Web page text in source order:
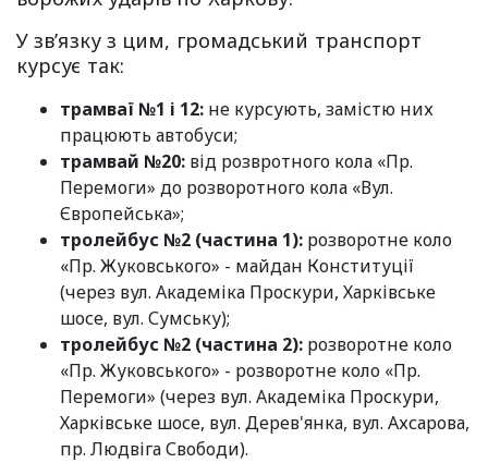
У зв’язку з цим, громадський транспорт
курсує так:
трамваї №1 і 12: не курсують, замістю них
працюють автобуси;
трамвай №20: від розвротного кола «Пр.
Перемоги» до розворотного кола «Вул.
Європейська»;
тролейбус №2 (частина 1): розворотне коло
«Пр. Жуковського» - майдан Конституції
(через вул. Академіка Проскури, Харківське
шосе, вул. Сумську);
тролейбус №2 (частина 2): розворотне коло
«Пр. Жуковського» - розворотне коло «Пр.
Перемоги» (через вул. Академіка Проскури,
Харківське шосе, вул. Дерев'янка, вул. Ахсарова,
пр. Людвіга Свободи).